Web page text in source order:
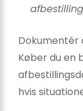
Dokumentér
Køber du en
hvis